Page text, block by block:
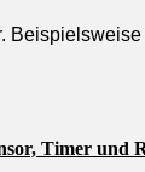
Timer und